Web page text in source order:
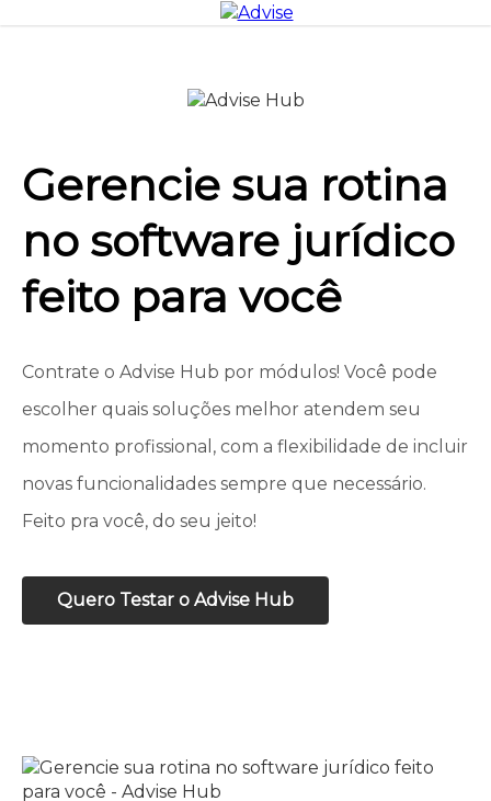
Gerencie sua rotina
no software jurídico
feito para você
Contrate o Advise Hub por módulos! Você pode
escolher quais soluções melhor atendem seu
momento profissional, com a flexibilidade de incluir
novas funcionalidades sempre que necessário.
Feito pra você, do seu jeito!
Quero Testar o Advise Hub